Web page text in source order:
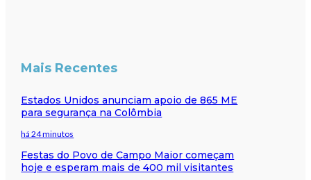
Mais Recentes
Estados Unidos anunciam apoio de 865 ME
para segurança na Colômbia
há 24 minutos
Festas do Povo de Campo Maior começam
hoje e esperam mais de 400 mil visitantes